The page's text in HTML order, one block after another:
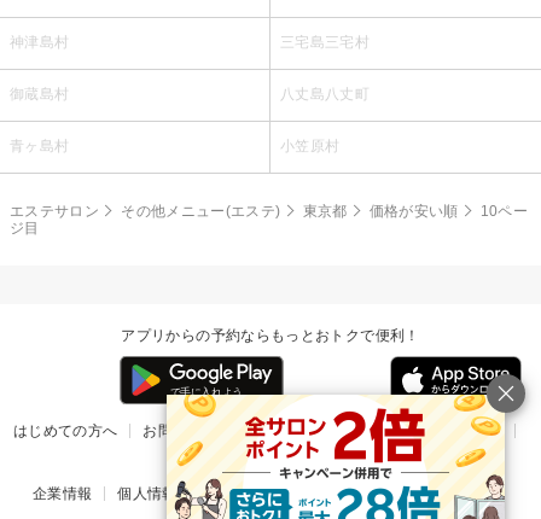
神津島村 三宅島三宅村
御蔵島村 八丈島八丈町
青ヶ島村 小笠原村
エステサロン その他メニュー(エステ) 東京都 価格が安い順
10ペー
ジ目
アプリからの予約ならもっとおトクで便利！
はじめての方へ お問い合わせ ヘルプ リリース情報
利用規約
掲載ご希望のサロン様
企業情報 個人情報保護方針 楽天のサービス一覧 アプリ一覧